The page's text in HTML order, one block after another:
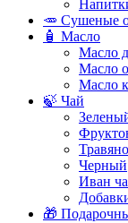
🥕 Сушеные
🧴 Масло
Масло
Масло
Масло
🍃 Чай
Черный
Иван
🎁